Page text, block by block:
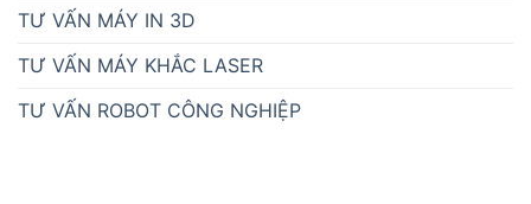
TƯ VẤN MÁY IN 3D
TƯ VẤN MÁY KHẮC LASER
TƯ VẤN ROBOT CÔNG NGHIỆP